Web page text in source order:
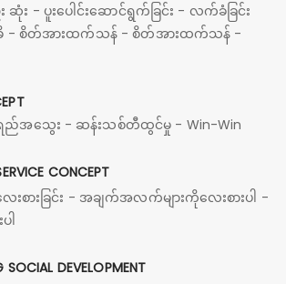
- ပူးပေါင်းဆောင်ရွက်ခြင်း - လက်ခံခြင်း
ဓိ - စိတ်အားထက်သန် - စိတ်အားထက်သန် -
ည်အသွေး - ဆန်းသစ်တီထွင်မှု - Win-Win
CONCEPT
စားခြင်း - အချက်အလက်များကိုလေးစားပါ -
ါ
SOCIAL DEVELOPMENT